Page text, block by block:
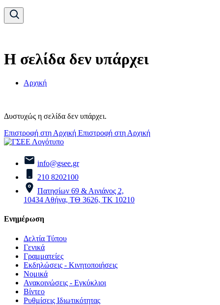
Η σελίδα δεν υπάρχει
Αρχική
Δυστυχώς η σελίδα δεν υπάρχει.
Επιστροφή στη Αρχική Επιστροφή στη Αρχική
info@gsee.gr
210 8202100
Πατησίων 69 & Αινιάνος 2,
10434 Αθήνα, ΤΘ 3626, ΤΚ 10210
Ενημέρωση
Δελτία Τύπου
Γενικά
Γραμματείες
Εκδηλώσεις - Κινητοποιήσεις
Νομικά
Ανακοινώσεις - Εγκύκλιοι
Βίντεο
Ρυθμίσεις Ιδιωτικότητας